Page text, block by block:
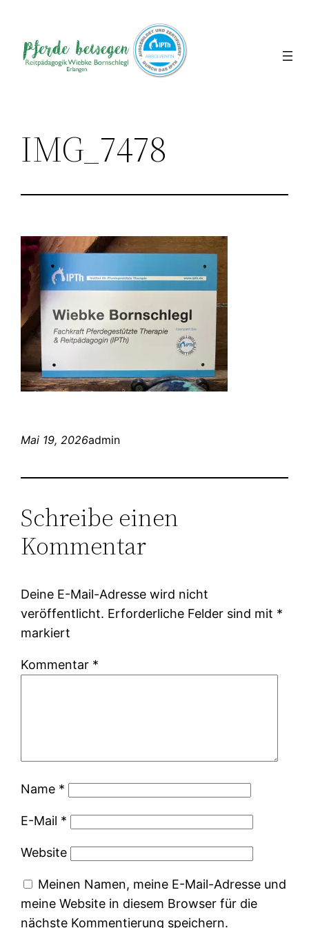
Inhalt
IMG_7478
Mai 19, 2026admin
Schreibe einen
Kommentar
Deine E-Mail-Adresse wird nicht
veröffentlicht. Erforderliche Felder sind mit *
markiert
Kommentar *
Name *
E-Mail *
Website
Meinen Namen, meine E-Mail-Adresse und
meine Website in diesem Browser für die
nächste Kommentierung speichern.